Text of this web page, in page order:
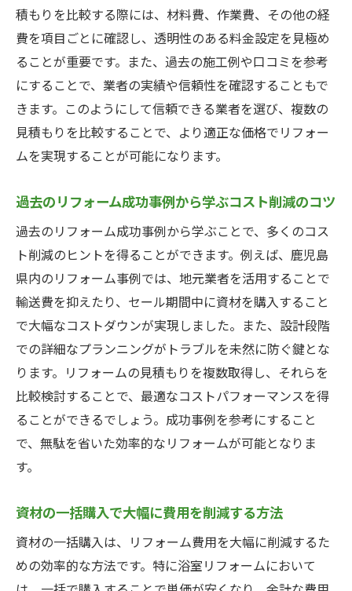
積もりを比較する際には、材料費、作業費、その他の経
費を項目ごとに確認し、透明性のある料金設定を見極め
ることが重要です。また、過去の施工例や口コミを参考
にすることで、業者の実績や信頼性を確認することもで
きます。このようにして信頼できる業者を選び、複数の
見積もりを比較することで、より適正な価格でリフォー
ムを実現することが可能になります。
過去のリフォーム成功事例から学ぶコスト削減のコツ
過去のリフォーム成功事例から学ぶことで、多くのコス
ト削減のヒントを得ることができます。例えば、鹿児島
県内のリフォーム事例では、地元業者を活用することで
輸送費を抑えたり、セール期間中に資材を購入すること
で大幅なコストダウンが実現しました。また、設計段階
での詳細なプランニングがトラブルを未然に防ぐ鍵とな
ります。リフォームの見積もりを複数取得し、それらを
比較検討することで、最適なコストパフォーマンスを得
ることができるでしょう。成功事例を参考にすること
で、無駄を省いた効率的なリフォームが可能となりま
す。
資材の一括購入で大幅に費用を削減する方法
資材の一括購入は、リフォーム費用を大幅に削減するた
めの効率的な方法です。特に浴室リフォームにおいて